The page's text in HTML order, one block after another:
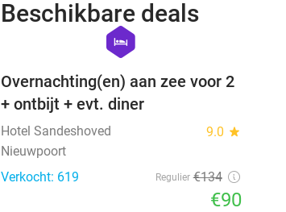
Beschikbare deals
hexagon
hotel
Overnachting(en) aan zee voor 2
+ ontbijt + evt. diner
Hotel Sandeshoved 9.0 star
Nieuwpoort
Verkocht: 619
Regulier €134
€90